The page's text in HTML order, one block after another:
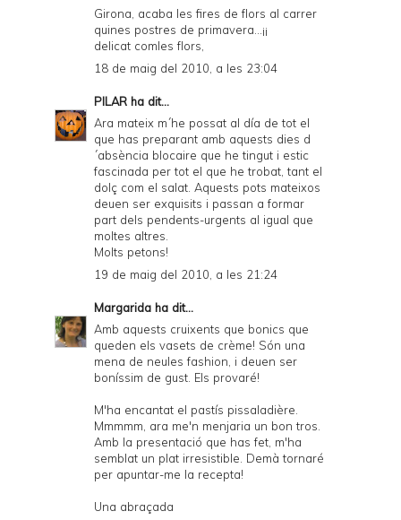
Girona, acaba les fires de flors al carrer
quines postres de primavera...¡¡
delicat comles flors,
18 de maig del 2010, a les 23:04
PILAR ha dit...
Ara mateix m´he possat al día de tot el
que has preparant amb aquests dies d
´absència blocaire que he tingut i estic
fascinada per tot el que he trobat, tant el
dolç com el salat. Aquests pots mateixos
deuen ser exquisits i passan a formar
part dels pendents-urgents al igual que
moltes altres.
Molts petons!
19 de maig del 2010, a les 21:24
Margarida ha dit...
Amb aquests cruixents que bonics que
queden els vasets de crème! Són una
mena de neules fashion, i deuen ser
boníssim de gust. Els provaré!
M'ha encantat el pastís pissaladière.
Mmmmm, ara me'n menjaria un bon tros.
Amb la presentació que has fet, m'ha
semblat un plat irresistible. Demà tornaré
per apuntar-me la recepta!
Una abraçada